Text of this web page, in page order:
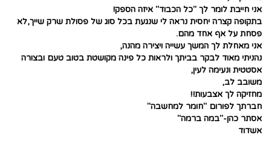
אני חייבת לומר לך "כל הכבוד" איזה הספק!
בתקופה קצרה יחסית נראה לי שנגעת בכל סוג של פסולת שרק שייך,לא
פסחת על אף אחד מהם.
אני מאחלת לך המשך עשייה ויצירה מהנה,
נהניתי מאוד לבקר בביתך ולראות כל פינה מקושטת בטוב טעם ובצורה
אסטטית ונעימה לעין,
משובב לב,
מחזיקה לך אצבעות!!
חברתך לפורום "חומר למחשבה"
אסתר כהן-"במה ברמה"
אשדוד